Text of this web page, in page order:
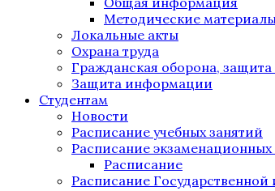
Методические
Локальные акты
Охрана труда
Гражданская оборона,
Защита информации
Студентам
Новости
Расписание учебных занятий
Расписание экзаменационных
Расписание
Расписание Государственной